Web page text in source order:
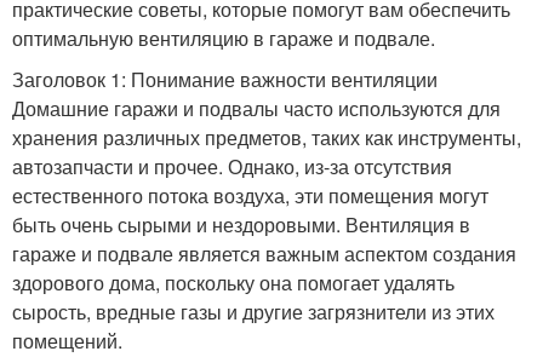
практические советы, которые помогут вам обеспечить
оптимальную вентиляцию в гараже и подвале.
Заголовок 1: Понимание важности вентиляции
Домашние гаражи и подвалы часто используются для
хранения различных предметов, таких как инструменты,
автозапчасти и прочее. Однако, из-за отсутствия
естественного потока воздуха, эти помещения могут
быть очень сырыми и нездоровыми. Вентиляция в
гараже и подвале является важным аспектом создания
здорового дома, поскольку она помогает удалять
сырость, вредные газы и другие загрязнители из этих
помещений.